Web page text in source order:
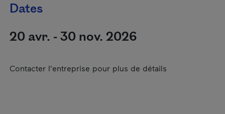
Dates
20 avr. - 30 nov. 2026
Contacter l'entreprise pour plus de détails